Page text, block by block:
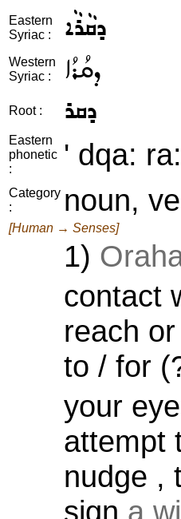
Eastern
Syriac :
ܕܩܵܪܵܐ
Western
Syriac :
ܕܩܳܪܳܐ
Root : ܕܩܪ
Eastern
phonetic
:
' dqa: ra:
Category
:
noun,
[Human → Senses]
1)
contact
reach
to / for
your
attempt
nudge ,
sign a